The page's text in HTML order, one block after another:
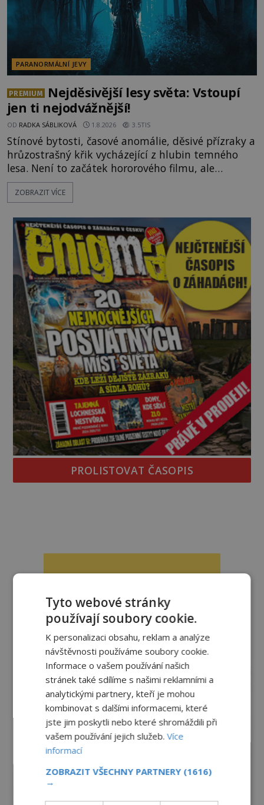
PARANORMÁLNÍ JEVY
PREMIUM
Nejděsivější lesy světa: Vstoupí
jen ti nejodvážnější!
OD RADKA SÁBLIKOVÁ 1.8.2026 3.5TIS
Stínové bytosti, časové anomálie, děsivé přízraky a
hrůzostrašný křik vycházející z hlubin temného
lesa. Není to začátek hororového filmu, ale
události, které popisují návštěvníci lesů, které jsou
označovány jako nejděsivější na světě. Lidé bydlící
vyhýbají! Už jste o těchto lesích slyšeli? A odvážili
byste se je navštívit? [gallery ids="17
ZOBRAZIT VÍCE
PROLISTOVAT ČASOPIS
reklama
Tyto webové stránky
používají soubory cookie.
K personalizaci obsahu, reklam a analýze
návštěvnosti používáme soubory cookie.
Informace o vašem používání našich
stránek také sdílíme s našimi reklamními a
analytickými partnery, kteří je mohou
kombinovat s dalšími informacemi, které
jste jim poskytli nebo které shromáždili při
vašem používání jejich služeb.Více
informací
ZOBRAZIT VŠECHNY PARTNERY (1616)
→